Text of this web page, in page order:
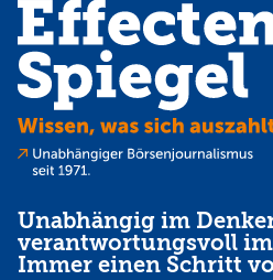
Unabhängig im
verantwortungsvoll
Immer einen Schritt